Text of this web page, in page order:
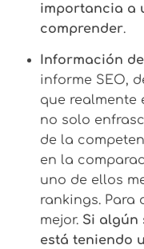
importancia a
comprender.
Información
informe SEO,
que realmente
no solo
de la
en la
uno de ellos
rankings. Para
mejor. Si algún
está teniendo